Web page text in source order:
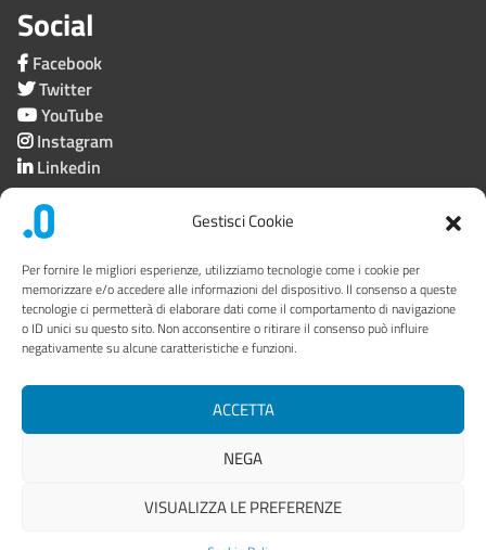
Gestisci Cookie
Per fornire le migliori esperienze, utilizziamo tecnologie come i cookie per
memorizzare e/o accedere alle informazioni del dispositivo. Il consenso a queste
tecnologie ci permetterà di elaborare dati come il comportamento di navigazione
o ID unici su questo sito. Non acconsentire o ritirare il consenso può influire
negativamente su alcune caratteristiche e funzioni.
ACCETTA
NEGA
VISUALIZZA LE PREFERENZE
Social
Facebook
Twitter
YouTube
Instagram
Linkedin
Società trasparente
Privacy
Link utili
Mappa del sito
Area riservata